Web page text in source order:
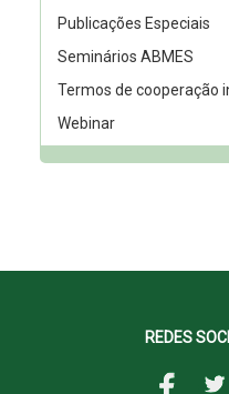
Publicações Especiais
Seminários ABMES
Termos de cooperação
Webinar
REDES